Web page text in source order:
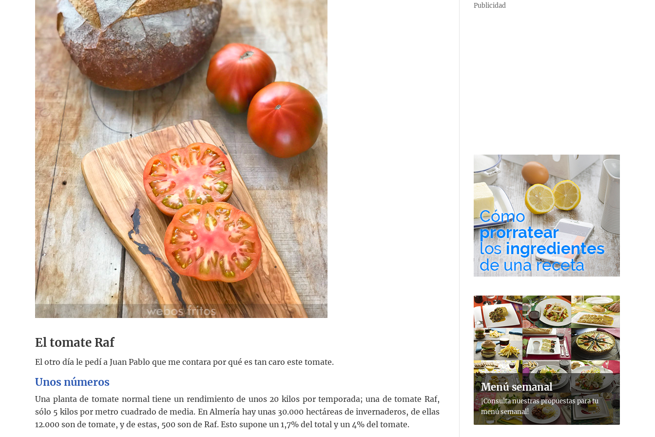
El tomate Raf
El otro día le pedí a Juan Pablo que me contara por qué es tan caro este tomate.
Unos números
Una planta de tomate normal tiene un rendimiento de unos 20 kilos por temporada; una de tomate Raf,
sólo 5 kilos por metro cuadrado de media. En Almería hay unas 30.000 hectáreas de invernaderos, de ellas
12.000 son de tomate, y de estas, 500 son de Raf. Esto supone un 1,7% del total y un 4% del tomate.
Publicidad
Menú semanal
¡Consulta nuestras propuestas para tu
menú semanal!